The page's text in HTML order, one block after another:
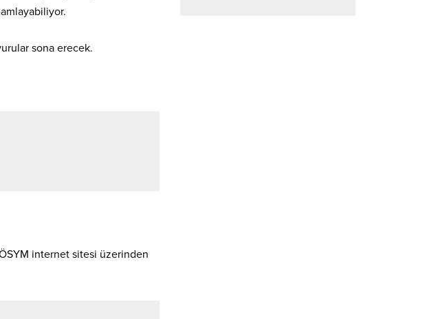
sona erecek.
ÖSYM internet sitesi üzerinden